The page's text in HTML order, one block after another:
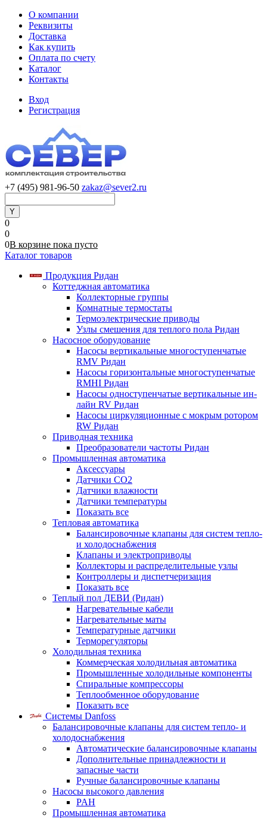
О компании
Реквизиты
Доставка
Как купить
Оплата по счету
Каталог
Контакты
Вход
Регистрация
+7 (495) 981-96-50 zakaz@sever2.ru
0
0
0В корзине пока пусто
Каталог товаров
Продукция Ридан
Коттеджная автоматика
Коллекторные группы
Комнатные термостаты
Термоэлектрические приводы
Узлы смешения для теплого пола Ридан
Насосное оборудование
Насосы вертикальные многоступенчатые
RMV Ридан
Насосы горизонтальные многоступенчатые
RMHI Ридан
Насосы одноступенчатые вертикальные ин-
лайн RV Ридан
Насосы циркуляционные с мокрым ротором
RW Ридан
Приводная техника
Преобразователи частоты Ридан
Промышленная автоматика
Аксессуары
Датчики CO2
Датчики влажности
Датчики температуры
Показать все
Тепловая автоматика
Балансировочные клапаны для систем тепло-
и холодоснабжения
Клапаны и электроприводы
Коллекторы и распределительные узлы
Контроллеры и диспетчеризация
Показать все
Теплый пол ДЕВИ (Ридан)
Нагревательные кабели
Нагревательные маты
Температурные датчики
Терморегуляторы
Холодильная техника
Коммерческая холодильная автоматика
Промышленные холодильные компоненты
Спиральные компрессоры
Теплообменное оборудование
Показать все
Системы Danfoss
Балансировочные клапаны для систем тепло- и
холодоснабжения
Автоматические балансировочные клапаны
Дополнительные принадлежности и
запасные части
Ручные балансировочные клапаны
Насосы высокого давления
PAH
Промышленная автоматика